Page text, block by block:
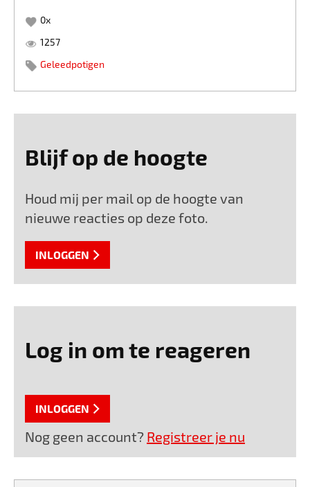
0x
1257
Geleedpotigen
Blijf op de hoogte
Houd mij per mail op de hoogte van
nieuwe reacties op deze foto.
INLOGGEN
Log in om te reageren
INLOGGEN
Nog geen account? Registreer je nu